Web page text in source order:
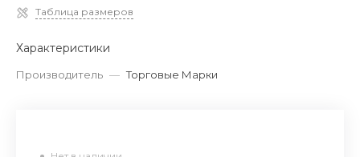
Таблица размеров
Характеристики
Производитель — Торговые Марки